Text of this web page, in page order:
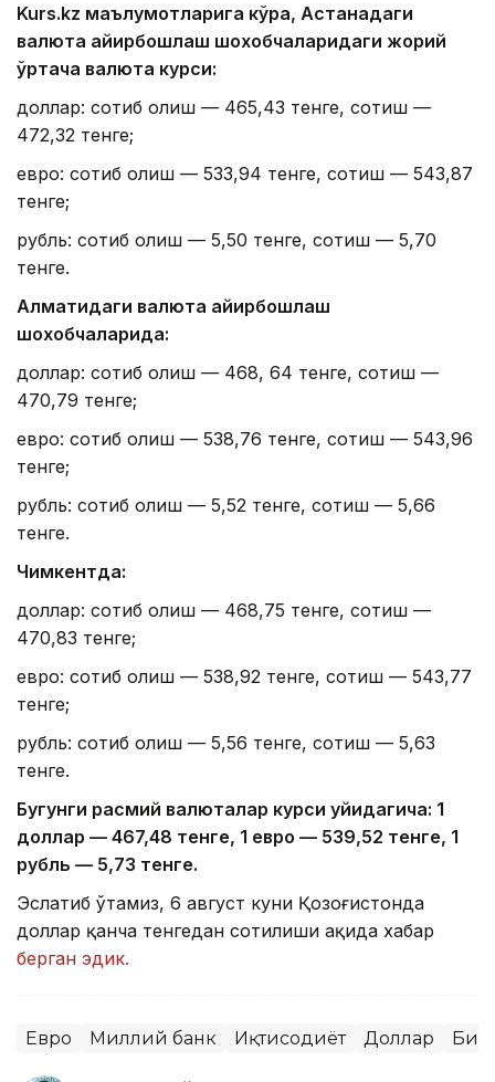
Kurs.kz маълумотларига кўра, Астанадаги
валюта айирбошлаш шохобчаларидаги жорий
ўртача валюта курси:
доллар: сотиб олиш — 465,43 тенге, сотиш —
472,32 тенге;
евро: сотиб олиш — 533,94 тенге, сотиш — 543,87
тенге;
рубль: сотиб олиш — 5,50 тенге, сотиш — 5,70
тенге.
Алматидаги валюта айирбошлаш
шохобчаларида:
доллар: сотиб олиш — 468, 64 тенге, сотиш —
470,79 тенге;
евро: сотиб олиш — 538,76 тенге, сотиш — 543,96
тенге;
рубль: сотиб олиш — 5,52 тенге, сотиш — 5,66
тенге.
Чимкентда:
доллар: сотиб олиш — 468,75 тенге, сотиш —
470,83 тенге;
евро: сотиб олиш — 538,92 тенге, сотиш — 543,77
тенге;
рубль: сотиб олиш — 5,56 тенге, сотиш — 5,63
тенге.
Бугунги расмий валюталар курси қуйидагича: 1
доллар — 467,48 тенге, 1 евро — 539,52 тенге, 1
рубль — 5,73 тенге.
Эслатиб ўтамиз, 6 август куни Қозоғистонда
доллар қанча тенгедан сотилиши ҳақида хабар
берган эдик.
Евро Миллий банк Иқтисодиёт Доллар